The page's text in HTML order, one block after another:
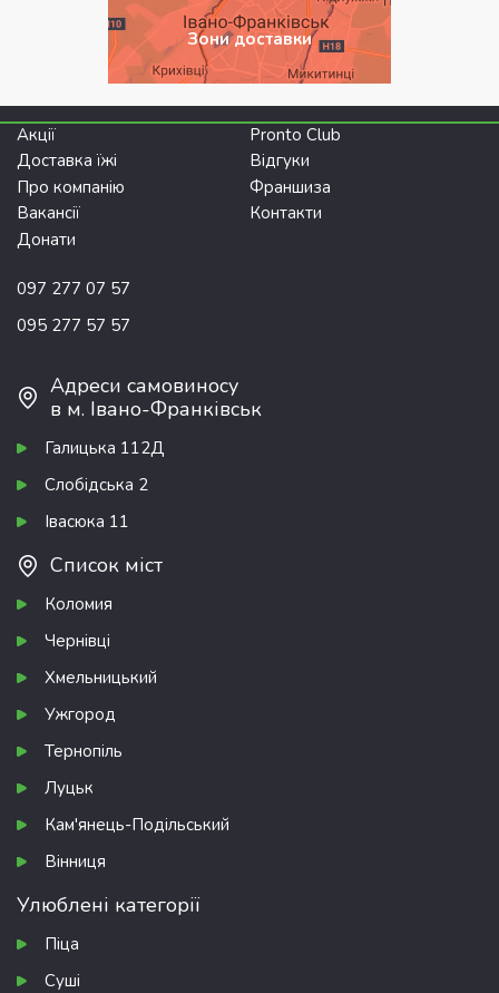
Зони доставки
Акції
Pronto Club
Доставка їжі
Відгуки
Про компанію
Франшиза
Вакансії
Контакти
Донати
097 277 07 57
095 277 57 57
Адреси самовиносу
в м. Івано-Франківськ
Галицька 112Д
Слобідська 2
Івасюка 11
Список міст
Коломия
Чернівці
Хмельницький
Ужгород
Тернопіль
Луцьк
Кам'янець-Подільський
Вінниця
Улюблені категорії
Піца
Суші